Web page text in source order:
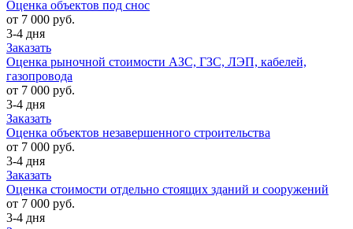
Оценка объектов под снос
от 7 000 руб.
3-4 дня
Заказать
Оценка рыночной стоимости АЗС, ГЗС, ЛЭП, кабелей,
газопровода
от 7 000 руб.
3-4 дня
Заказать
Оценка объектов незавершенного строительства
от 7 000 руб.
3-4 дня
Заказать
Оценка стоимости отдельно стоящих зданий и сооружений
от 7 000 руб.
3-4 дня